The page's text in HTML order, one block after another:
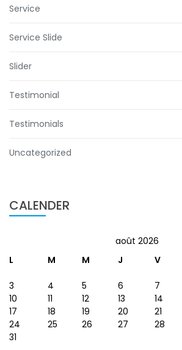
Service
Service Slide
Slider
Testimonial
Testimonials
Uncategorized
CALENDER
août 2026
L
M M J V
3
4 5 6 7
10
11 12 13 14
17
18 19 20 21
24
25 26 27 28
31